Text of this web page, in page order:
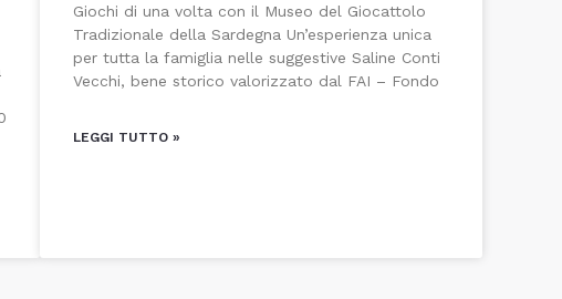
Giochi di una volta con il Museo del Giocattolo
Tradizionale della Sardegna Un’esperienza unica
per tutta la famiglia nelle suggestive Saline Conti
Vecchi, bene storico valorizzato dal FAI – Fondo
LEGGI TUTTO »